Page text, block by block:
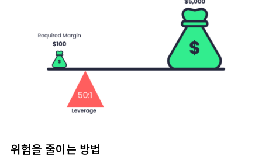
위험을 줄이는 방법